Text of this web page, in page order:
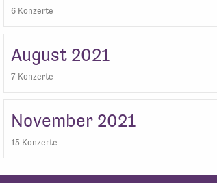
6 Konzerte
August 2021
7 Konzerte
November 2021
15 Konzerte